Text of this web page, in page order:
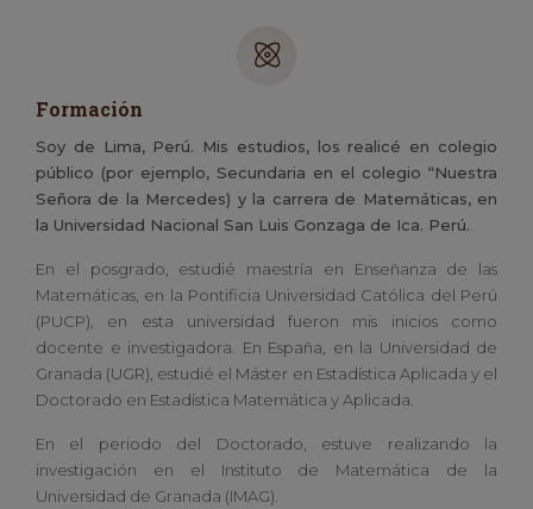
Formación
Soy de Lima, Perú. Mis estudios, los realicé en colegio
público (por ejemplo, Secundaria en el colegio “Nuestra
Señora de la Mercedes) y la carrera de Matemáticas, en
la Universidad Nacional San Luis Gonzaga de Ica. Perú.
En el posgrado, estudié maestría en Enseñanza de las
Matemáticas, en la Pontificia Universidad Católica del Perú
(PUCP), en esta universidad fueron mis inicios como
docente e investigadora. En España, en la Universidad de
Granada (UGR), estudié el Máster en Estadística Aplicada y el
Doctorado en Estadística Matemática y Aplicada.
En el periodo del Doctorado, estuve realizando la
investigación en el Instituto de Matemática de la
Universidad de Granada (IMAG).